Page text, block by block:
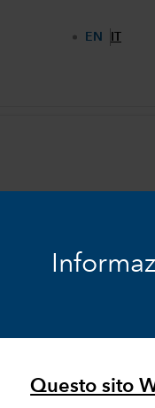
Questo sito
EN
contenente il
sui